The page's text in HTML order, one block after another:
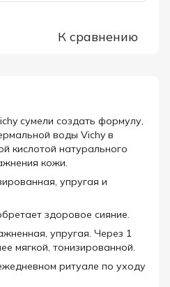
К сравнению
сумели создать формулу,
воды Vichy в
кислотой натурального
кожи.
упругая и
здоровое сияние.
упругая. Через 1
мягкой, тонизированной.
ритуале по уходу